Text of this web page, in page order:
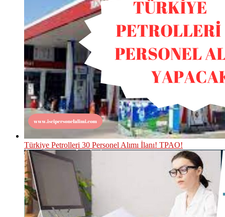
Türkiye Petrolleri 30 Personel Alımı İlanı! TPAO!